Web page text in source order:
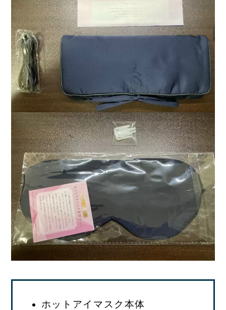
ホットアイマスク本体